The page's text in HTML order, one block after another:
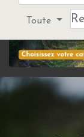
Toute